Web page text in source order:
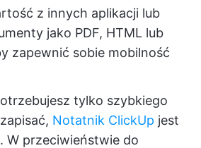
z innych aplikacji lub
jako PDF, HTML lub
zapewnić sobie mobilność
tylko szybkiego
Notatnik ClickUp jest
W przeciwieństwie do